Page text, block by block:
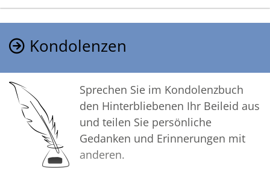
Kondolenzen
Sprechen Sie im Kondolenzbuch
den Hinterbliebenen Ihr Beileid aus
und teilen Sie persönliche
Gedanken und Erinnerungen mit
anderen.